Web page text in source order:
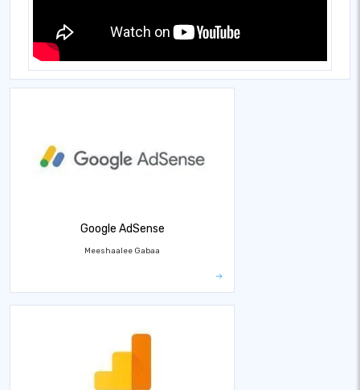
Google AdSense
Meeshaalee Gabaa